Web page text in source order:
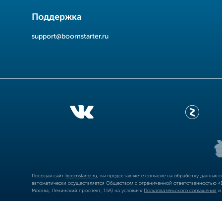
Поддержка
support@boomstarter.ru
Посещая сайт boomstarter.ru , вы предоставляете согласие на обработку
автоматически осуществляется Обществом с ограниченной
Москва, Ленинский проспект, 15А) на условиях Пользовательского соглашения и